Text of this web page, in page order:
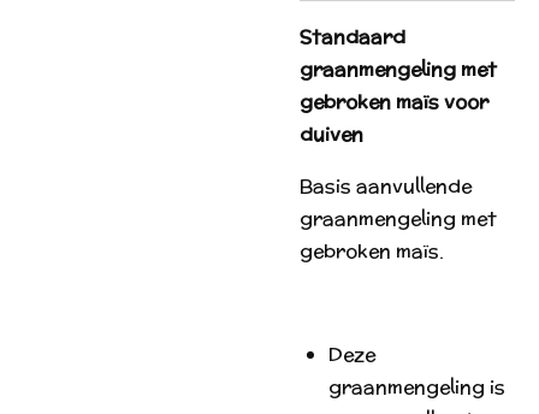
Standaard
graanmengeling met
gebroken maïs voor
duiven
Basis aanvullende
graanmengeling met
gebroken maïs.
Deze
graanmengeling is